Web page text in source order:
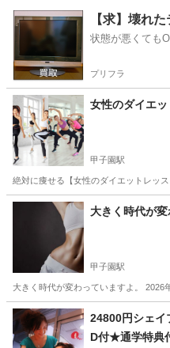
兵庫 神戸市 人丸前駅 ジ
【求】壊れ
状態が悪くても
プリフラ
女性のダイエ
甲子園駅
絶対に痩せる【女性のダイエットレッ
兵庫 西宮市 甲子園駅 その
大きく時代が変
甲子園駅
大きく時代が変わっていますよ。 2026
兵庫 西宮市 甲子園駅 美
24800円シェイ
D付★通学特典